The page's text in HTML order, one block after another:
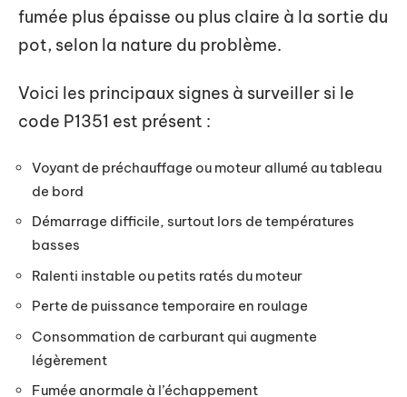
fumée plus épaisse ou plus claire à la sortie du
pot, selon la nature du problème.
Voici les principaux signes à surveiller si le
code P1351 est présent :
Voyant de préchauffage ou moteur allumé au tableau
de bord
Démarrage difficile, surtout lors de températures
basses
Ralenti instable ou petits ratés du moteur
Perte de puissance temporaire en roulage
Consommation de carburant qui augmente
légèrement
Fumée anormale à l’échappement